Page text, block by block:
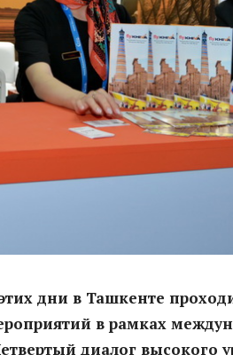
дни в Ташкенте
в рамках
диалог высокого